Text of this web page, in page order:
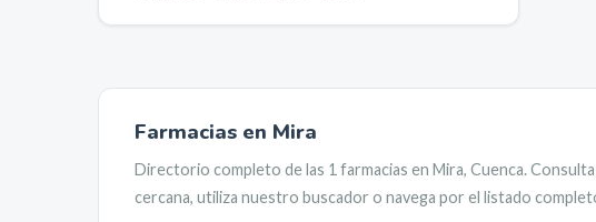
Farmacias en Mira
Directorio completo de las 1 farmacias en Mira, Cuenca.
cercana, utiliza nuestro buscador o navega por el listado